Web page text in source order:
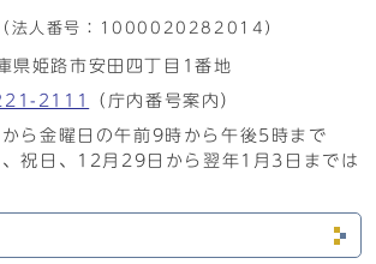
（法人番号： 1000020282014）
姫路市安田四丁目1番地
2111
（庁内番号案内）
ら金曜日の午前9時から午後5時まで
、祝日、12月29日から翌年1月3日までは